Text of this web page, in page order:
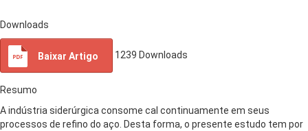
Downloads
Baixar Artigo 1239 Downloads
Resumo
A indústria siderúrgica consome cal continuamente em seus
processos de refino do aço. Desta forma, o presente estudo tem por